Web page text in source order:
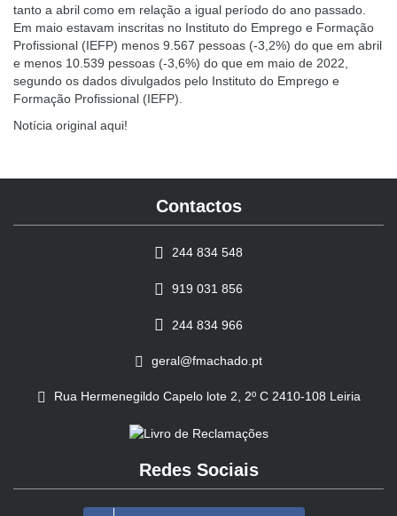
tanto a abril como em relação a igual período do ano passado.
Em maio estavam inscritas no Instituto do Emprego e Formação
Profissional (IEFP) menos 9.567 pessoas (-3,2%) do que em abril
e menos 10.539 pessoas (-3,6%) do que em maio de 2022,
segundo os dados divulgados pelo Instituto do Emprego e
Formação Profissional (IEFP).
Notícia original aqui!
Contactos
244 834 548
919 031 856
244 834 966
geral@fmachado.pt
Rua Hermenegildo Capelo lote 2, 2º C 2410-108 Leiria
Redes Sociais